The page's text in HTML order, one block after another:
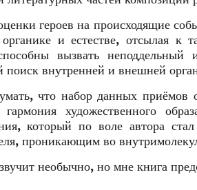
героев на происходящие
и естестве, отсылая к
вызвать неподдельный
поиск внутренней и внешней
что набор данных приёмов
художественного
который по воле автора
проникающим во
необычно, но мне книга